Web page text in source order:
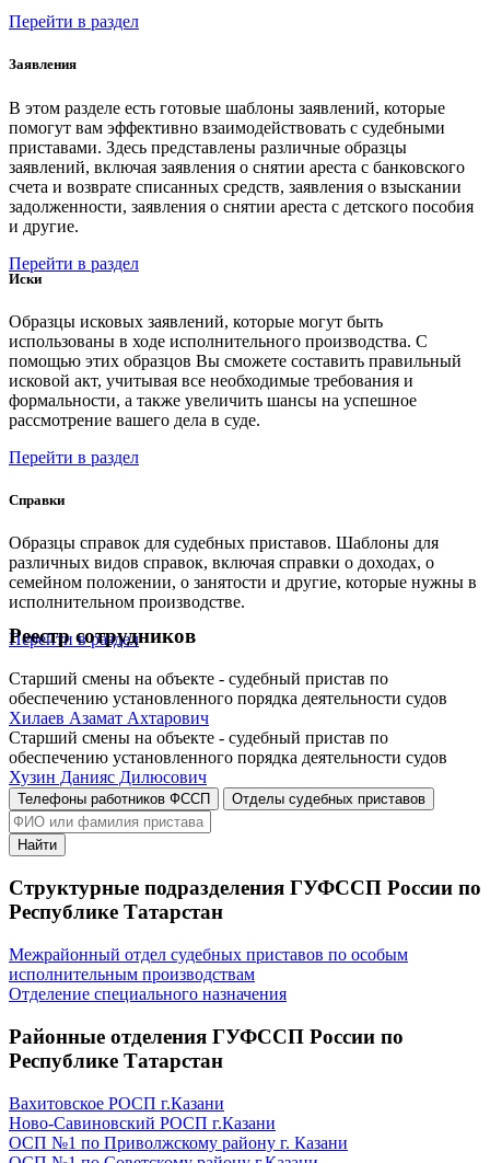
Перейти в раздел
Заявления
В этом разделе есть готовые шаблоны заявлений, которые
помогут вам эффективно взаимодействовать с судебными
приставами. Здесь представлены различные образцы
заявлений, включая заявления о снятии ареста с банковского
счета и возврате списанных средств, заявления о взыскании
задолженности, заявления о снятии ареста с детского пособия
и другие.
Перейти в раздел
Иски
Образцы исковых заявлений, которые могут быть
использованы в ходе исполнительного производства. С
помощью этих образцов Вы сможете составить правильный
исковой акт, учитывая все необходимые требования и
формальности, а также увеличить шансы на успешное
рассмотрение вашего дела в суде.
Перейти в раздел
Справки
Образцы справок для судебных приставов. Шаблоны для
различных видов справок, включая справки о доходах, о
семейном положении, о занятости и другие, которые нужны в
исполнительном производстве.
Перейти в раздел
Реестр сотрудников
Старший смены на объекте - судебный пристав по
обеспечению установленного порядка деятельности судов
Хилаев Азамат Ахтарович
Старший смены на объекте - судебный пристав по
обеспечению установленного порядка деятельности судов
Хузин Данияс Дилюсович
Телефоны работников ФССП Отделы судебных приставов
Найти
Структурные подразделения ГУФССП России по
Республике Татарстан
Межрайонный отдел судебных приставов по особым
исполнительным производствам
Отделение специального назначения
Районные отделения ГУФССП России по
Республике Татарстан
Вахитовское РОСП г.Казани
Ново-Савиновский РОСП г.Казани
ОСП №1 по Приволжскому району г. Казани